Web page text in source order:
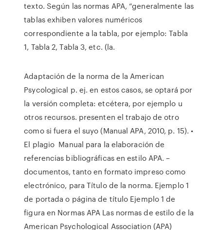
texto. Según las normas APA, “generalmente las
tablas exhiben valores numéricos
correspondiente a la tabla, por ejemplo: Tabla
1, Tabla 2, Tabla 3, etc. (la.
Adaptación de la norma de la American
Psycological p. ej. en estos casos, se optará por
la versión completa: etcétera, por ejemplo u
otros recursos. presenten el trabajo de otro
como si fuera el suyo (Manual APA, 2010, p. 15). •
El plagio Manual para la elaboración de
referencias bibliográficas en estilo APA. –
documentos, tanto en formato impreso como
electrónico, para Título de la norma. Ejemplo 1
de portada o página de título Ejemplo 1 de
figura en Normas APA Las normas de estilo de la
American Psychological Association (APA)